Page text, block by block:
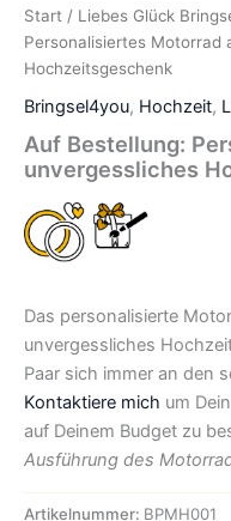
Start / Liebes Glück
Personalisiertes Motorrad
Hochzeitsgeschenk
Bringsel4you, Hochzeit,
Auf Bestellung:
unvergessliches
Das personalisierte
unvergessliches
Paar sich immer an den
Kontaktiere mich um
auf Deinem Budget zu
Ausführung des
Artikelnummer: BPMH001